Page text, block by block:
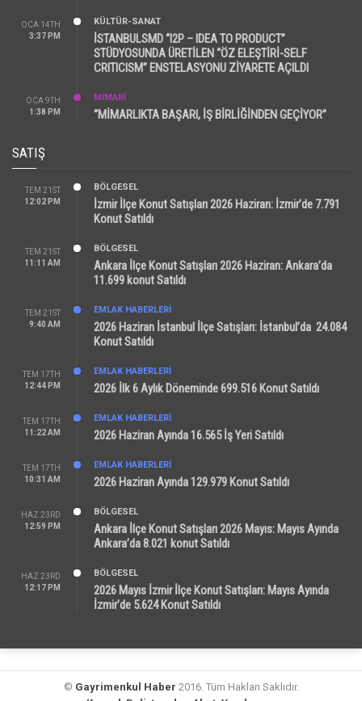
OCA 14TH
3:37 PM
KÜLTÜR-SANAT
İSTANBULSMD “I2P – IDEA TO PRODUCT”
STÜDYOSUNDA ÜRETİLEN “ÖZ ELEŞTİRİ-SELF
CRITICISM” ENSTELASYONU ZİYARETE AÇILDI
OCA 9TH
1:38 PM
MİMARİ
“MİMARLIKTA BAŞARI, İŞ BİRLİĞİNDEN GEÇİYOR”
SATIŞ
TEM 21ST
12:02 PM
BÖLGESEL
İzmir İlçe Konut Satışları 2026 Haziran: İzmir’de 7.791
Konut Satıldı
TEM 21ST
11:11 AM
BÖLGESEL
Ankara İlçe Konut Satışları 2026 Haziran: Ankara’da
11.699 konut Satıldı
TEM 21ST
9:40 AM
EMLAK HABERLERI
2026 Haziran İstanbul İlçe Satışları: İstanbul’da 24.084
Konut Satıldı
TEM 17TH
12:44 PM
EMLAK HABERLERI
2026 İlk 6 Aylık Döneminde 699.516 Konut Satıldı
TEM 17TH
11:22 AM
EMLAK HABERLERI
2026 Haziran Ayında 16.565 İş Yeri Satıldı
TEM 17TH
10:31 AM
EMLAK HABERLERI
2026 Haziran Ayında 129.979 Konut Satıldı
HAZ 23RD
12:59 PM
BÖLGESEL
Ankara İlçe Konut Satışları 2026 Mayıs: Mayıs Ayında
Ankara’da 8.021 konut Satıldı
HAZ 23RD
12:17 PM
BÖLGESEL
2026 Mayıs İzmir İlçe Konut Satışları: Mayıs Ayında
İzmir’de 5.624 Konut Satıldı
© Gayrimenkul Haber 2016. Tüm Hakları Saklıdır.